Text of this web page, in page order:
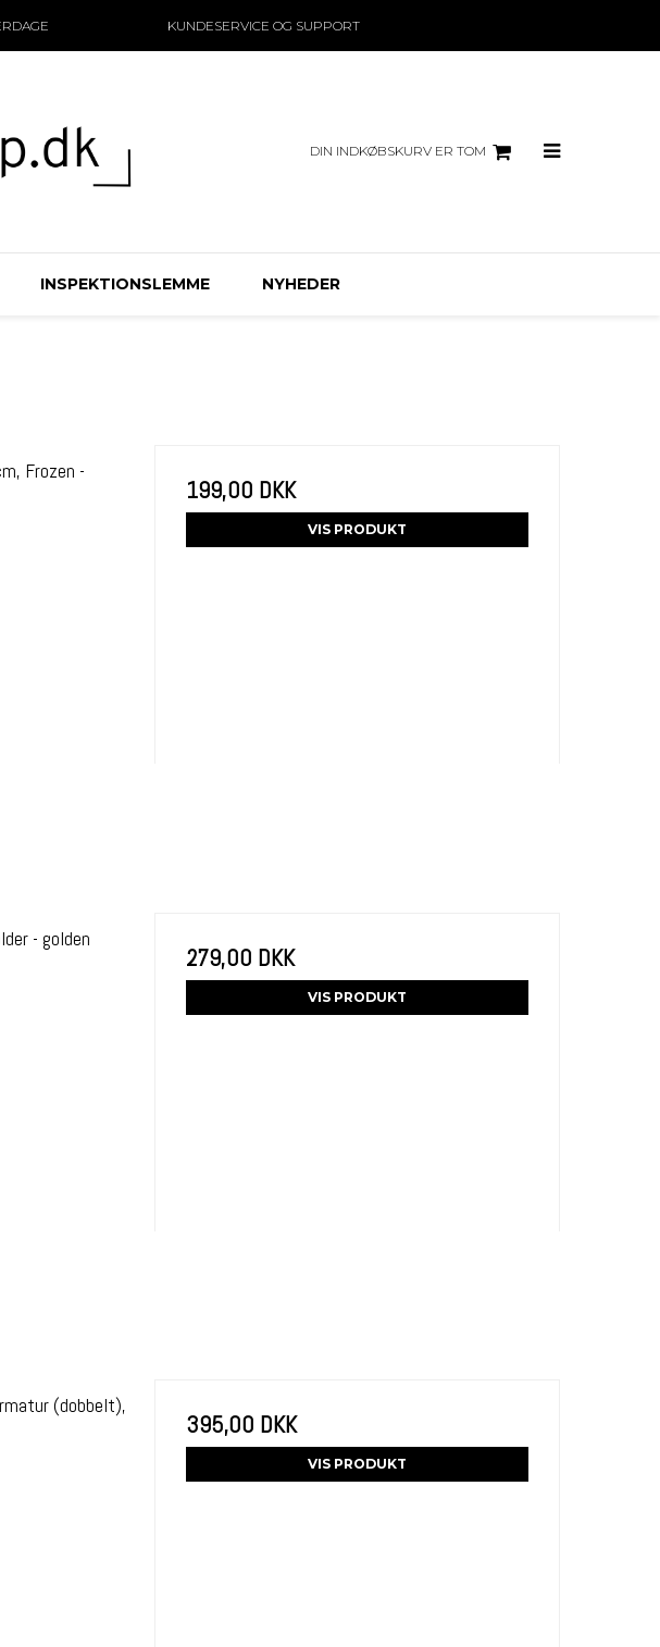
KUNDESERVICE OG SUPPORT
DIN INDKØBSKURV ER TOM
INSPEKTIONSLEMME NYHEDER
Frozen -
199,00 DKK
VIS PRODUKT
- golden
279,00 DKK
VIS PRODUKT
(dobbelt),
395,00 DKK
VIS PRODUKT